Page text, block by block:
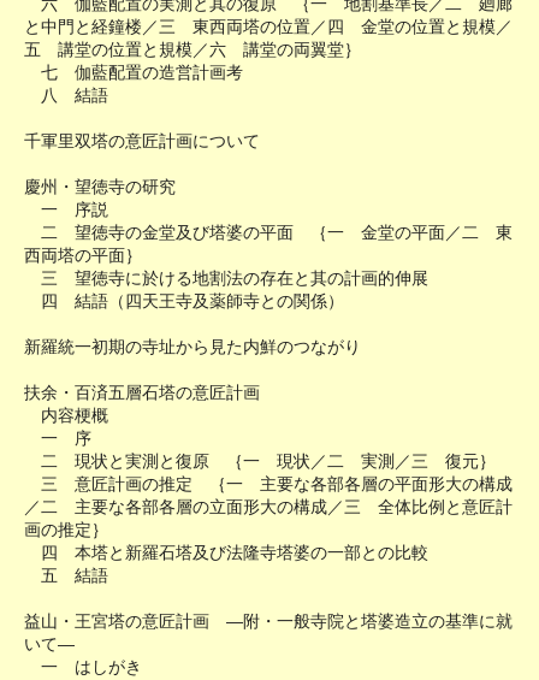
六 伽藍配置の実測と其の復原 ｛一 地割基準長／二 廻廊
と中門と経鐘楼／三 東西両塔の位置／四 金堂の位置と規模／
五 講堂の位置と規模／六 講堂の両翼堂｝
七 伽藍配置の造営計画考
八 結語
千軍里双塔の意匠計画について
慶州・望徳寺の研究
一 序説
二 望徳寺の金堂及び塔婆の平面 ｛一 金堂の平面／二 東
西両塔の平面｝
三 望徳寺に於ける地割法の存在と其の計画的伸展
四 結語（四天王寺及薬師寺との関係）
新羅統一初期の寺址から見た内鮮のつながり
扶余・百済五層石塔の意匠計画
内容梗概
一 序
二 現状と実測と復原 ｛一 現状／二 実測／三 復元｝
三 意匠計画の推定 ｛一 主要な各部各層の平面形大の構成
／二 主要な各部各層の立面形大の構成／三 全体比例と意匠計
画の推定｝
四 本塔と新羅石塔及び法隆寺塔婆の一部との比較
五 結語
益山・王宮塔の意匠計画 ―附・一般寺院と塔婆造立の基準に就
いて―
一 はしがき